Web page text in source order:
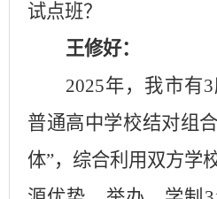
试点班？
王修好：
2025年，我市有3
普通高中学校结对组
体”，综合利用双方学